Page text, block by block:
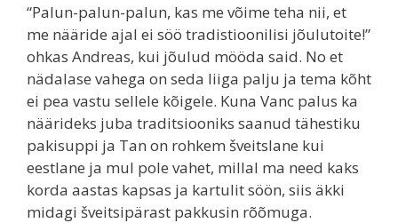
“Palun-palun-palun, kas me võime teha nii, et
me nääride ajal ei söö tradistioonilisi jõulutoite!”
ohkas Andreas, kui jõulud mööda said. No et
nädalase vahega on seda liiga palju ja tema kõht
ei pea vastu sellele kõigele. Kuna Vanc palus ka
näärideks juba traditsiooniks saanud tähestiku
pakisuppi ja Tan on rohkem šveitslane kui
eestlane ja mul pole vahet, millal ma need kaks
korda aastas kapsas ja kartulit söön, siis äkki
midagi šveitsipärast pakkusin rõõmuga.